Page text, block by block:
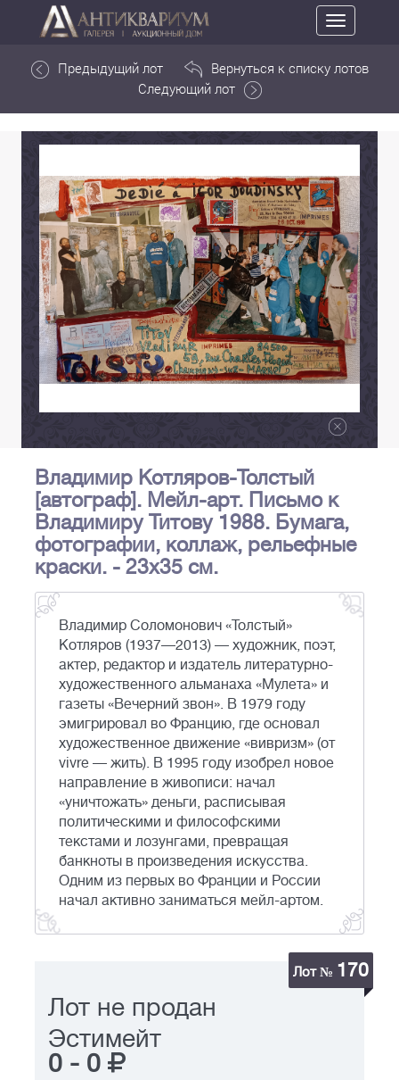
Toggle
navigation
Предыдущий лот
Вернуться к списку лотов
Следующий лот
Владимир Котляров-Толстый
[автограф]. Мейл-арт. Письмо к
Владимиру Титову 1988. Бумага,
фотографии, коллаж, рельефные
краски. - 23x35 см.
Владимир Соломонович «Толстый»
Котляров (1937—2013) — художник, поэт,
актер, редактор и издатель литературно-
художественного альманаха «Мулета» и
газеты «Вечерний звон». В 1979 году
эмигрировал во Францию, где основал
художественное движение «вивризм» (от
vivre — жить). В 1995 году изобрел новое
направление в живописи: начал
«уничтожать» деньги, расписывая
политическими и философскими
текстами и лозунгами, превращая
банкноты в произведения искусства.
Одним из первых во Франции и России
начал активно заниматься мейл-артом.
Лот № 170
Лот не продан
Эстимейт
0 - 0